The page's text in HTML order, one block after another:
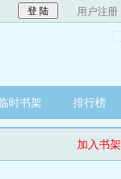
用户注册
时书架 排行榜
加入书架